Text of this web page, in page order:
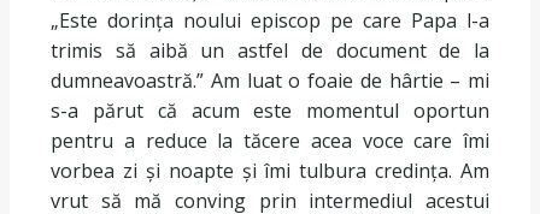
„Este dorința noului episcop pe care Papa l-a
trimis să aibă un astfel de document de la
dumneavoastră.” Am luat o foaie de hârtie – mi
s-a părut că acum este momentul oportun
pentru a reduce la tăcere acea voce care îmi
vorbea zi și noapte și îmi tulbura credința. Am
vrut să mă conving prin intermediul acestui